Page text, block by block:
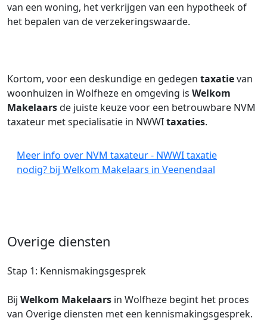
van een woning, het verkrijgen van een hypotheek of
het bepalen van de verzekeringswaarde.
Kortom, voor een deskundige en gedegen taxatievan
woonhuizen in Wolfheze en omgeving is Welkom
Makelaarsde juiste keuze voor een betrouwbare NVM
taxateur met specialisatie in NWWItaxaties.
Meer info over NVM taxateur - NWWI taxatie
nodig? bij Welkom Makelaars in Veenendaal
Overige diensten
Stap 1: Kennismakingsgesprek
Bij Welkom Makelaars in Wolfheze begint het proces
van Overige diensten met een kennismakingsgesprek.